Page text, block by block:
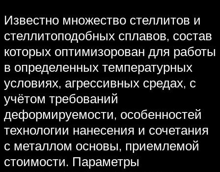
Известно множество стеллитов и
стеллитоподобных сплавов, состав
которых оптимизорован для работы
в определенных температурных
условиях, агрессивных средах, с
учётом требований
деформируемости, особенностей
технологии нанесения и сочетания
с металлом основы, приемлемой
стоимости. Параметры